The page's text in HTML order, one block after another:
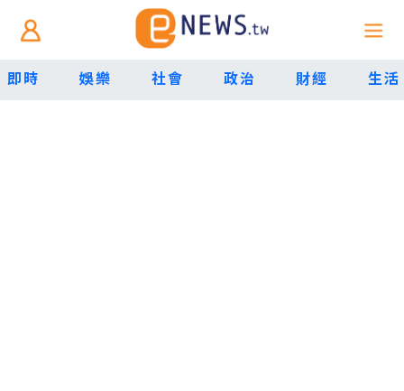
即時 娛樂 社會 政治 財經 生活